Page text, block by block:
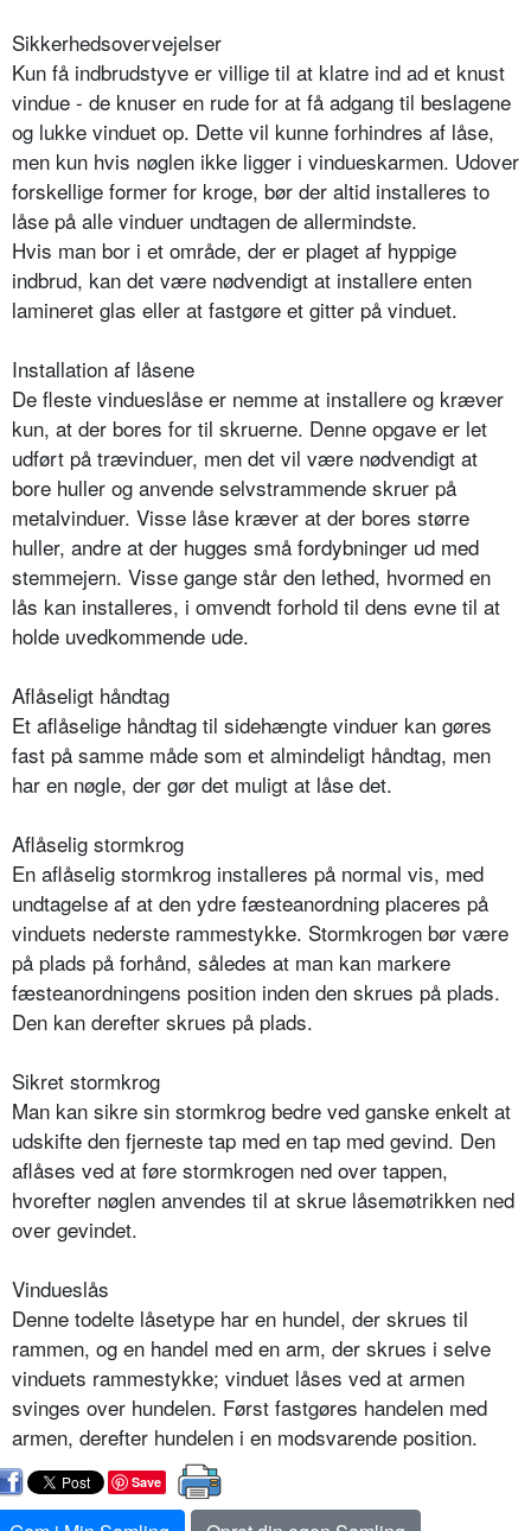
Sikkerhedsovervejelser
Kun få indbrudstyve er villige til at klatre ind ad et knust
vindue - de knuser en rude for at få adgang til beslagene
og lukke vinduet op. Dette vil kunne forhindres af låse,
men kun hvis nøglen ikke ligger i vindueskarmen. Udover
forskellige former for kroge, bør der altid installeres to
låse på alle vinduer undtagen de allermindste.
Hvis man bor i et område, der er plaget af hyppige
indbrud, kan det være nødvendigt at installere enten
lamineret glas eller at fastgøre et gitter på vinduet.
Installation af låsene
De fleste vindueslåse er nemme at installere og kræver
kun, at der bores for til skruerne. Denne opgave er let
udført på trævinduer, men det vil være nødvendigt at
bore huller og anvende selvstrammende skruer på
metalvinduer. Visse låse kræver at der bores større
huller, andre at der hugges små fordybninger ud med
stemmejern. Visse gange står den lethed, hvormed en
lås kan installeres, i omvendt forhold til dens evne til at
holde uvedkommende ude.
Aflåseligt håndtag
Et aflåselige håndtag til sidehængte vinduer kan gøres
fast på samme måde som et almindeligt håndtag, men
har en nøgle, der gør det muligt at låse det.
Aflåselig stormkrog
En aflåselig stormkrog installeres på normal vis, med
undtagelse af at den ydre fæsteanordning placeres på
vinduets nederste rammestykke. Stormkrogen bør være
på plads på forhånd, således at man kan markere
fæsteanordningens position inden den skrues på plads.
Den kan derefter skrues på plads.
Sikret stormkrog
Man kan sikre sin stormkrog bedre ved ganske enkelt at
udskifte den fjerneste tap med en tap med gevind. Den
aflåses ved at føre stormkrogen ned over tappen,
hvorefter nøglen anvendes til at skrue låsemøtrikken ned
over gevindet.
Vindueslås
Denne todelte låsetype har en hundel, der skrues til
rammen, og en handel med en arm, der skrues i selve
vinduets rammestykke; vinduet låses ved at armen
svinges over hundelen. Først fastgøres handelen med
armen, derefter hundelen i en modsvarende position.
Save